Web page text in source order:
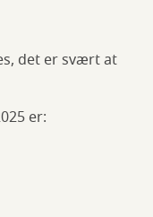
det er svært at
er: